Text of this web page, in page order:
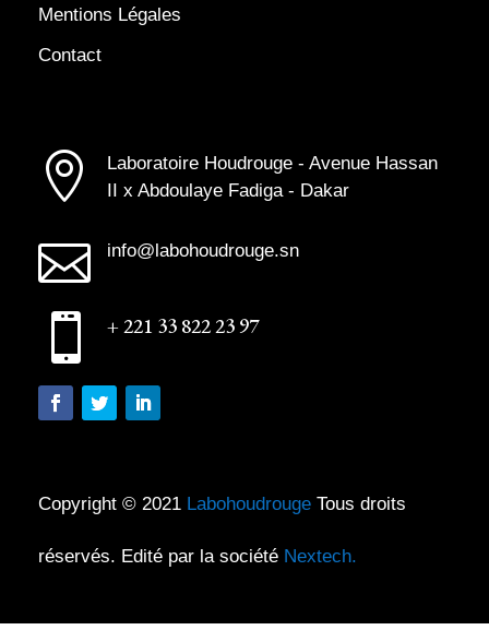
Mentions Légales
Contact

Laboratoire Houdrouge - Avenue Hassan
II x Abdoulaye Fadiga - Dakar
 info@labohoudrouge.sn
 + 221 33 822 23 97
Copyright © 2021 Labohoudrouge Tous droits
réservés. Edité par la société Nextech.